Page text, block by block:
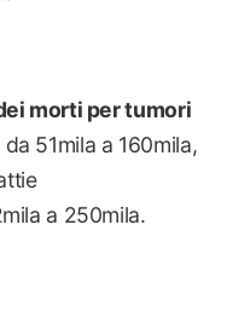
morti per tumori
51mila a 160mila,
a 250mila.